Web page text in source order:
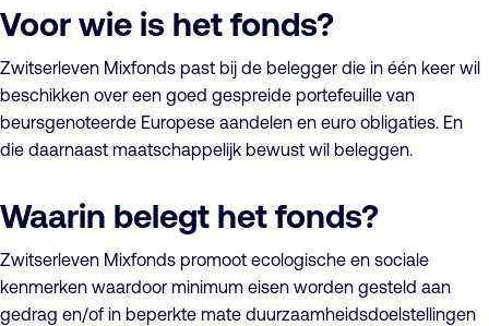
Voor wie is het fonds?
Zwitserleven Mixfonds past bij de belegger die in één keer wil
beschikken over een goed gespreide portefeuille van
beursgenoteerde Europese aandelen en euro obligaties. En
die daarnaast maatschappelijk bewust wil beleggen.
Waarin belegt het fonds?
Zwitserleven Mixfonds promoot ecologische en sociale
kenmerken waardoor minimum eisen worden gesteld aan
gedrag en/of in beperkte mate duurzaamheidsdoelstellingen